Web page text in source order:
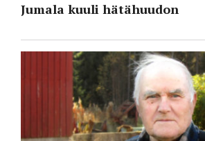
Jumala kuuli hätähuudon